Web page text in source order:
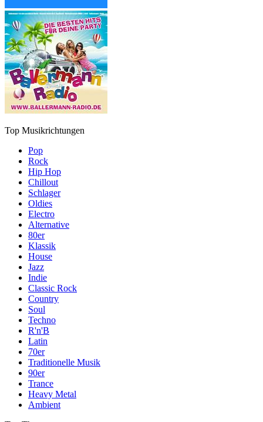
Top Musikrichtungen
Pop
Rock
Hip Hop
Chillout
Schlager
Oldies
Electro
Alternative
80er
Klassik
House
Jazz
Indie
Classic Rock
Country
Soul
Techno
R'n'B
Latin
70er
Traditionelle Musik
90er
Trance
Heavy Metal
Ambient